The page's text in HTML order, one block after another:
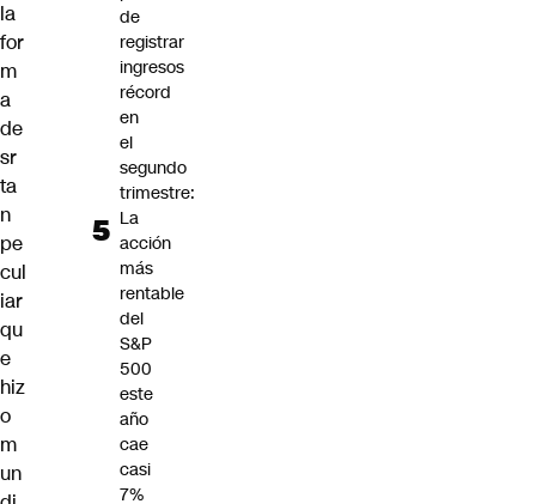
la
for
m
a
de
sr
ta
n
pe
cul
iar
qu
e
hiz
o
m
un
de
registrar
ingresos
récord
en
el
segundo
trimestre:
La
acción
más
rentable
del
S&P
500
este
año
cae
casi
7%